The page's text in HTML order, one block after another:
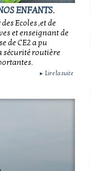
ENFANTS.
Ecoles ,et de
et enseignant de
de CE2 a pu
sécurité routière
► Lire la suite